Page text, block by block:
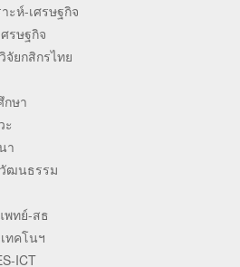
ะห์-เศรษฐกิจ
รษฐกิจ
จัยกสิกรไทย
กษา
ะ
า
ฒนธรรม
พทย์-สธ
ทคโนฯ
ICT